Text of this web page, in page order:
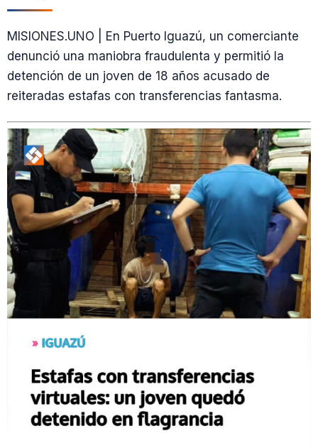
MISIONES.UNO | En Puerto Iguazú, un comerciante
denunció una maniobra fraudulenta y permitió la
detención de un joven de 18 años acusado de
reiteradas estafas con transferencias fantasma.